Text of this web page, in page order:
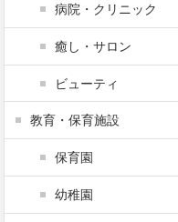
病院・クリニック
癒し・サロン
ビューティ
教育・保育施設
保育園
幼稚園